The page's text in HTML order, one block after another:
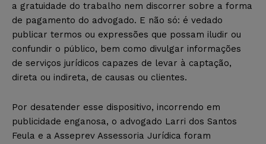
a gratuidade do trabalho nem discorrer sobre a forma
de pagamento do advogado. E não só: é vedado
publicar termos ou expressões que possam iludir ou
confundir o público, bem como divulgar informações
de serviços jurídicos capazes de levar à captação,
direta ou indireta, de causas ou clientes.
Por desatender esse dispositivo, incorrendo em
publicidade enganosa, o advogado Larri dos Santos
Feula e a Asseprev Assessoria Jurídica foram